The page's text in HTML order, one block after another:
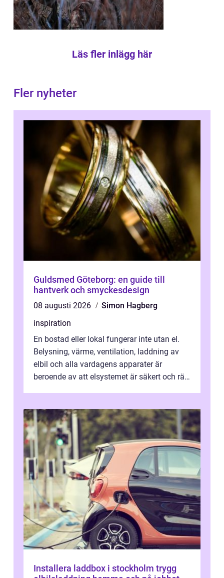
Läs fler inlägg här
Fler nyheter
Guldsmed Göteborg: en guide till
hantverk och smyckesdesign
08 augusti 2026
Simon Hagberg
inspiration
En bostad eller lokal fungerar inte utan el.
Belysning, värme, ventilation, laddning av
elbil och alla vardagens apparater är
beroende av att elsystemet är säkert och rätt
Installera laddbox i stockholm trygg